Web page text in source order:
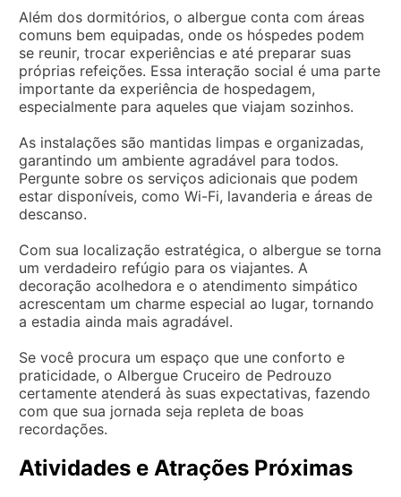
Além dos dormitórios, o albergue conta com áreas
comuns bem equipadas, onde os hóspedes podem
se reunir, trocar experiências e até preparar suas
próprias refeições. Essa interação social é uma parte
importante da experiência de hospedagem,
especialmente para aqueles que viajam sozinhos.
As instalações são mantidas limpas e organizadas,
garantindo um ambiente agradável para todos.
Pergunte sobre os serviços adicionais que podem
estar disponíveis, como Wi-Fi, lavanderia e áreas de
descanso.
Com sua localização estratégica, o albergue se torna
um verdadeiro refúgio para os viajantes. A
decoração acolhedora e o atendimento simpático
acrescentam um charme especial ao lugar, tornando
a estadia ainda mais agradável.
Se você procura um espaço que une conforto e
praticidade, o Albergue Cruceiro de Pedrouzo
certamente atenderá às suas expectativas, fazendo
com que sua jornada seja repleta de boas
recordações.
Atividades e Atrações Próximas